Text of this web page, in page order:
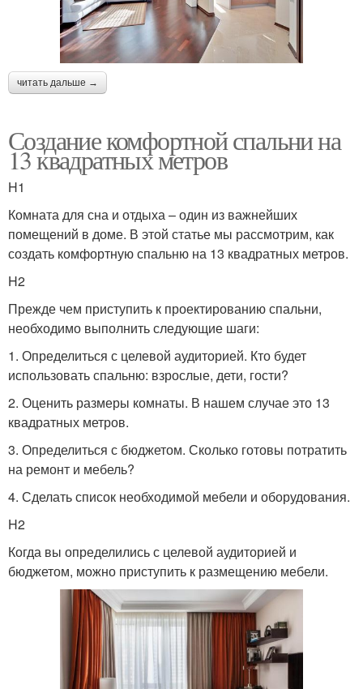
читать дальше →
Создание комфортной спальни на
13 квадратных метров
H1
Комната для сна и отдыха – один из важнейших
помещений в доме. В этой статье мы рассмотрим, как
создать комфортную спальню на 13 квадратных метров.
H2
Прежде чем приступить к проектированию спальни,
необходимо выполнить следующие шаги:
1. Определиться с целевой аудиторией. Кто будет
использовать спальню: взрослые, дети, гости?
2. Оценить размеры комнаты. В нашем случае это 13
квадратных метров.
3. Определиться с бюджетом. Сколько готовы потратить
на ремонт и мебель?
4. Сделать список необходимой мебели и оборудования.
H2
Когда вы определились с целевой аудиторией и
бюджетом, можно приступить к размещению мебели.